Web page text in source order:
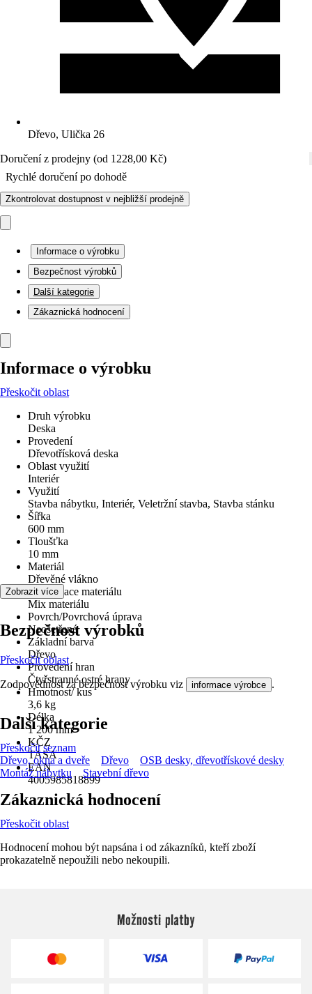
Dřevo, Ulička 26
Doručení z prodejny (od 1228,00 Kč)
Rychlé doručení po dohodě
Zkontrolovat dostupnost v nejbližší prodejně
Informace o výrobku
Bezpečnost výrobků
Další kategorie
Zákaznická hodnocení
Informace o výrobku
Přeskočit oblast
Druh výrobku
Deska
Provedení
Dřevotřísková deska
Oblast využití
Interiér
Využití
Stavba nábytku, Interiér, Veletržní stavba, Stavba stánku
Šířka
600 mm
Tloušťka
10 mm
Materiál
Dřevěné vlákno
Specifikace materiálu
Mix materiálu
Povrch/Povrchová úprava
Neošetřené
Základní barva
Dřevo
Provedení hran
Čtyřstranné ostré hrany
Hmotnost/ kus
3,6 kg
Délka
1 200 mm
KČZ
TASA
EAN
4005985818899
Zobrazit více
Bezpečnost výrobků
Přeskočit oblast
Zodpovědnost za bezpečnost výrobku viz informace výrobce .
Další kategorie
Přeskočit seznam
Dřevo, okna a dveře
Dřevo
OSB desky, dřevotřískové desky
Montáž nábytku
Stavební dřevo
Zákaznická hodnocení
Přeskočit oblast
Hodnocení mohou být napsána i od zákazníků, kteří zboží
prokazatelně nepoužili nebo nekoupili.
Možnosti platby